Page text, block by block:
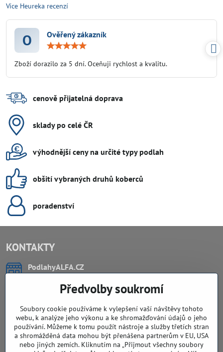
Více Heureka recenzí
O Ověřený zákazník
5
Zboží dorazilo za 5 dní. Oceňuji rychlost a kvalitu.
cenově přijatelná doprava
sklady po celé ČR
výhodnější ceny na určité typy podlah
obšití vybraných druhů koberců
poradenství
KONTAKTY
PodlahyALFA​.CZ
Záříčí, ev.č. 54
768 11 Chropyně
DIČ: CZ8103114129
Sklad, vzorkovna PO TELEFONICKÉ DOMLUVĚ
Záříčí ev. č. 54
768 11 Chropyně
Předvolby soukromí
Soubory cookie používáme k vylepšení vaší návštěvy tohoto
webu, k analýze jeho výkonu a ke shromažďování údajů o jeho
používání. Můžeme k tomu použít nástroje a služby třetích stran
a shromážděná data mohou být přenášena partnerům v EU, USA
nebo jiných zemích. Kliknutím na „Přijmout všechny soubory